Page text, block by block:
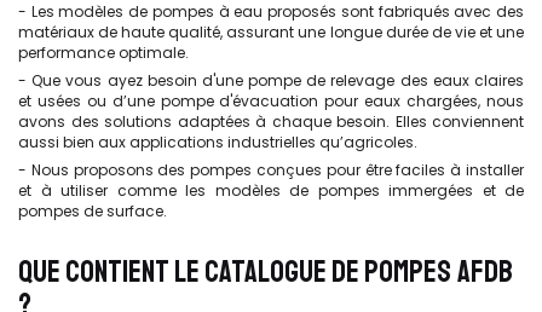
- Les modèles de pompes à eau proposés sont fabriqués avec des
matériaux de haute qualité, assurant une longue durée de vie et une
performance optimale.
- Que vous ayez besoin d'une pompe de relevage des eaux claires
et usées ou d’une pompe d'évacuation pour eaux chargées, nous
avons des solutions adaptées à chaque besoin. Elles conviennent
aussi bien aux applications industrielles qu’agricoles.
- Nous proposons des pompes conçues pour être faciles à installer
et à utiliser comme les modèles de pompes immergées et de
pompes de surface.
QUE CONTIENT LE CATALOGUE DE POMPES AFDB